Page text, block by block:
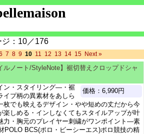
：10／176
7 8 9 10 11 12 13 14 15 Next »
ルノート/StyleNote】裾切替えクロップドシャ
価格：6,990円
ン・スタイリング―・裾
イプ柄の異素材をあしら
枚でも映えるデザイン・やや短めの丈だから今
楽しめる・インしなくてもスタイルアップが叶
力・胸元のプレイヤー刺繍がワンポイント―素
BCS(ポロ・ビーシーエス)ポロ競技の精